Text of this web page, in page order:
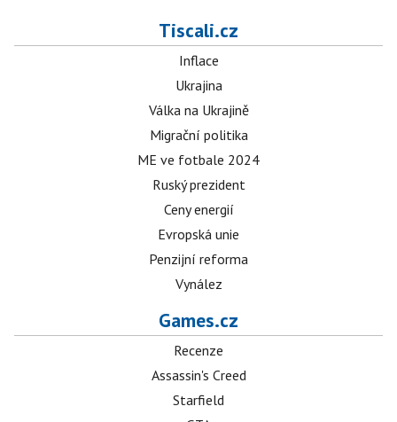
Tiscali.cz
Inflace
Ukrajina
Válka na Ukrajině
Migrační politika
ME ve fotbale 2024
Ruský prezident
Ceny energií
Evropská unie
Penzijní reforma
Vynález
Games.cz
Recenze
Assassin's Creed
Starfield